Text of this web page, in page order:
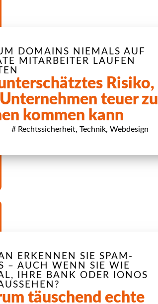
DOMAINS NIEMALS AUF
MITARBEITER LAUFEN
Risiko,
teuer zu
kommen kann
# Rechtssicherheit, Technik, Webdesign
ERKENNEN SIE SPAM-
– AUCH WENN SIE WIE
IHRE BANK ODER IONOS
täuschend echte